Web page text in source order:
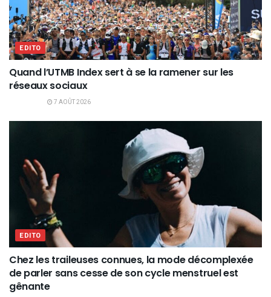
EDITO
Quand l’UTMB Index sert à se la ramener sur les
réseaux sociaux
7 AOÛT 2026
EDITO
Chez les traileuses connues, la mode décomplexée
de parler sans cesse de son cycle menstruel est
gênante